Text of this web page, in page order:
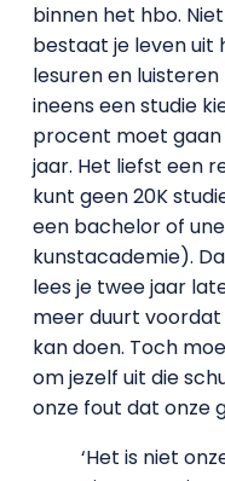
binnen het hbo.
bestaat je leven uit
lesuren en
ineens een studie
procent moet
jaar. Het liefst een
kunt geen 20K
een bachelor of
kunstacademie).
lees je twee jaar
meer duurt
kan doen. Toch
om jezelf uit die
onze fout dat onze
‘Het is niet